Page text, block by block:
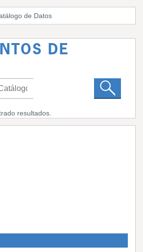
de Datos
DE
resultados.